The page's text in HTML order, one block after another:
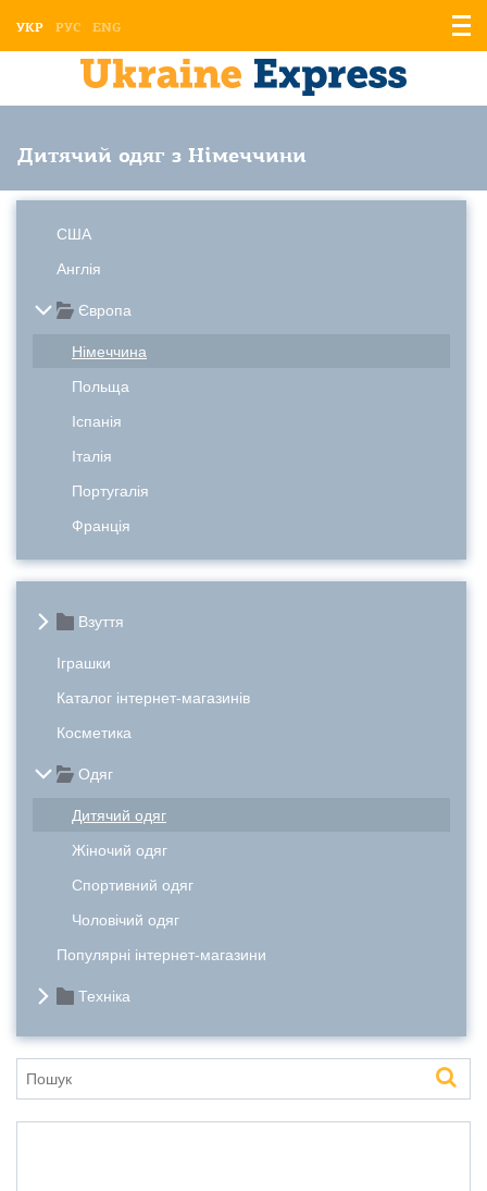
УКР РУС ENG
Дитячий одяг з Німеччини
США
Англія
Європа
Німеччина
Польща
Іспанія
Італія
Португалія
Франція
Взуття
Іграшки
Каталог інтернет-магазинів
Косметика
Одяг
Дитячий одяг
Жіночий одяг
Спортивний одяг
Чоловічий одяг
Популярні інтернет-магазини
Техніка